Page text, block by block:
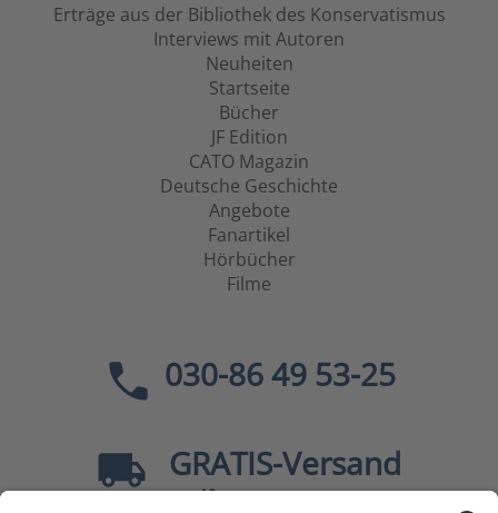
Erträge aus der Bibliothek des Konservatismus
Interviews mit Autoren
Neuheiten
Startseite
Bücher
JF Edition
CATO Magazin
Deutsche Geschichte
Angebote
Fanartikel
Hörbücher
Filme
030-86 49 53-25
GRATIS-Versand
40